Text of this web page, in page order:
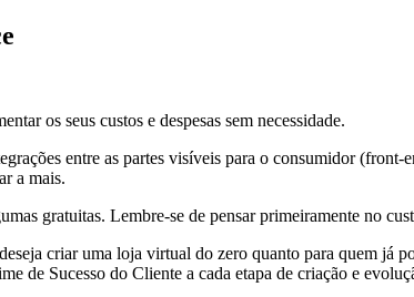
os seus custos e despesas sem necessidade.
entre as partes visíveis para o consumidor
a mais.
gratuitas. Lembre-se de pensar primeiramente no
criar uma loja virtual do zero quanto para quem já
de Sucesso do Cliente a cada etapa de criação e